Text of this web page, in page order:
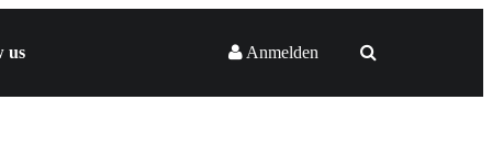
us Anmelden